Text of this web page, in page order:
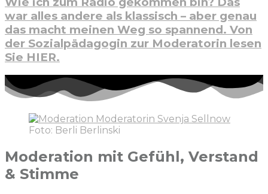
war alles andere als klassisch – aber genau
das macht meinen Weg so spannend. Von
der Sozialpädagogin zur Moderatorin lesen
Sie HIER.
Foto: Berli Berlinski
Moderation mit Gefühl, Verstand
& Stimme​